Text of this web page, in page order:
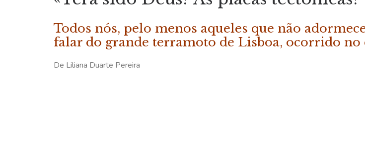
Todos nós, pelo menos aqueles que não
falar do grande terramoto de Lisboa, ocorrido no
De Liliana Duarte Pereira